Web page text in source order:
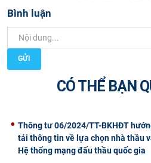
Bình luận
GỬI
CÓ THỂ BẠN
Thông tư 06/2024/TT-BKHĐT
tải thông tin về lựa chọn nhà thầu
Hệ thống mạng đấu thầu quốc gia